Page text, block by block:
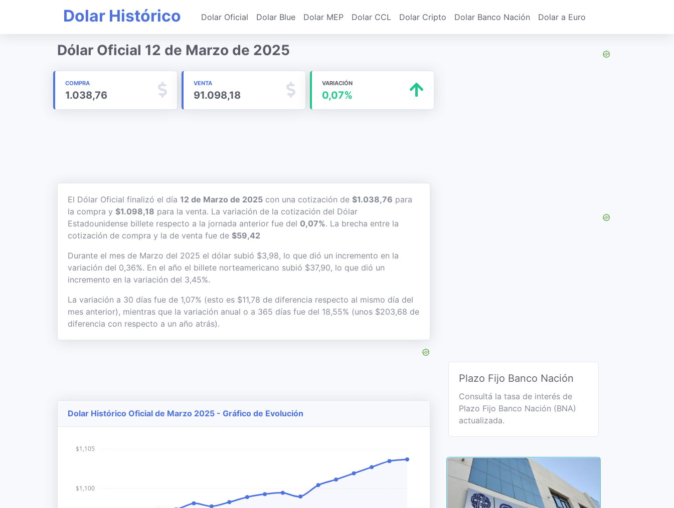
Dolar Histórico Dolar Oficial Dolar Blue Dolar MEP Dolar CCL Dolar Cripto Dolar Banco Nación Dolar a Euro
Dólar Oficial 12 de Marzo de 2025
COMPRA
1.038,76
VENTA
91.098,18
VARIACIÓN
0,07%
El Dólar Oficial finalizó el día 12 de Marzo de 2025 con una cotización de $1.038,76 para
la compra y $1.098,18 para la venta. La variación de la cotización del Dólar
Estadounidense billete respecto a la jornada anterior fue del 0,07%. La brecha entre la
cotización de compra y la de venta fue de $59,42
Durante el mes de Marzo del 2025 el dólar subió $3,98, lo que dió un incremento en la
variación del 0,36%. En el año el billete norteamericano subió $37,90, lo que dió un
incremento en la variación del 3,45%.
La variación a 30 días fue de 1,07% (esto es $11,78 de diferencia respecto al mismo día del
mes anterior), mientras que la variación anual o a 365 días fue del 18,55% (unos $203,68 de
diferencia con respecto a un año atrás).
Dolar Histórico Oficial de Marzo 2025 - Gráfico de Evolución
Plazo Fijo Banco Nación
Consultá la tasa de interés de
Plazo Fijo Banco Nación (BNA)
actualizada.